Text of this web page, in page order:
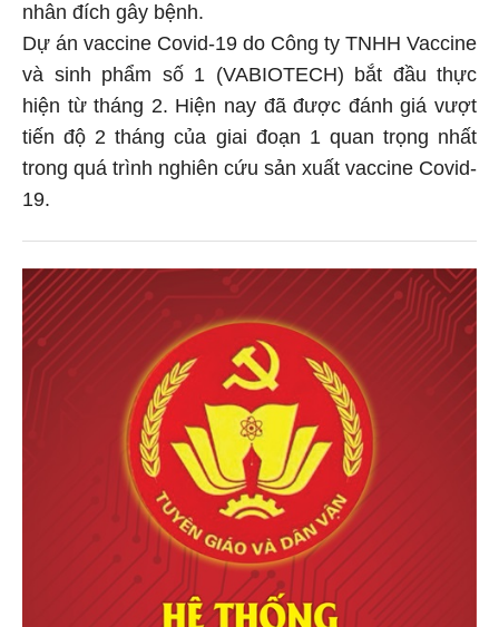
nhân đích gây bệnh.
Dự án vaccine Covid-19 do Công ty TNHH Vaccine
và sinh phẩm số 1 (VABIOTECH) bắt đầu thực
hiện từ tháng 2. Hiện nay đã được đánh giá vượt
tiến độ 2 tháng của giai đoạn 1 quan trọng nhất
trong quá trình nghiên cứu sản xuất vaccine Covid-
19.